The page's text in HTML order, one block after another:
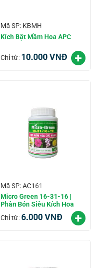
Mã SP: KBMH
Kích Bật Mầm Hoa APC
Chỉ từ: 10.000VNĐ
Mã SP: AC161
Micro Green 16-31-16 |
Phân Bón Siêu Kích Hoa
Chỉ từ:6.000VNĐ